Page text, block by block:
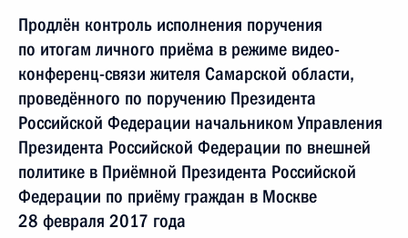
Продлён контроль исполнения поручения
по итогам личного приёма в режиме видео-
конференц-связи жителя Самарской области,
проведённого по поручению Президента
Российской Федерации начальником Управления
Президента Российской Федерации по внешней
политике в Приёмной Президента Российской
Федерации по приёму граждан в Москве
28 февраля 2017 года